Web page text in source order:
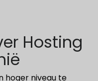
Hosting
hoger niveau te